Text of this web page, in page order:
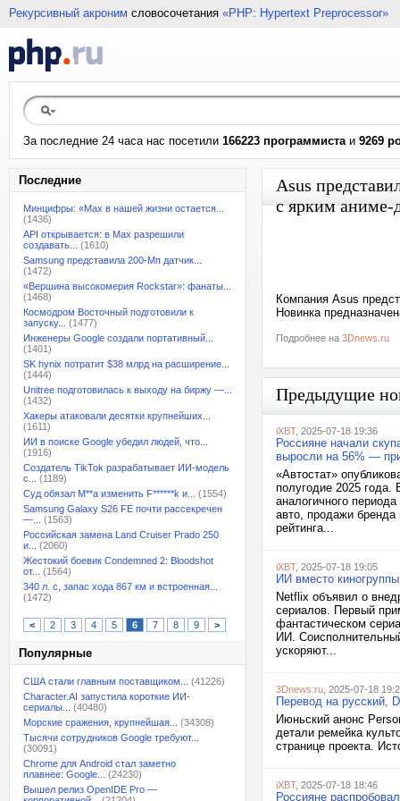
Рекурсивный акроним словосочетания «PHP: Hypertext Preprocessor»
За последние 24 часа нас посетили 166223 программистаи 9269
Последние
Минцифры: «Max в нашей жизни остается...
(1436)
API открывается: в Max разрешили
создавать...
(1610)
Samsung представила 200-Мп датчик...
(1472)
«Вершина высокомерия Rockstar»: фанаты...
(1468)
Космодром Восточный подготовили к
запуску...
(1477)
Инженеры Google создали портативный...
(1401)
SK hynix потратит $38 млрд на расширение...
(1444)
Unitree подготовилась к выходу на биржу —...
(1432)
Хакеры атаковали десятки крупнейших...
(1611)
ИИ в поиске Google убедил людей, что...
(1916)
Создатель TikTok разрабатывает ИИ-модель
с...
(1189)
Суд обязал M**a изменить F******k и...
(1554)
Samsung Galaxy S26 FE почти рассекречен
—...
(1563)
Российская замена Land Cruiser Prado 250
и...
(2060)
Жестокий боевик Condemned 2: Bloodshot
от...
(1564)
340 л. с, запас хода 867 км и встроенная...
(1472)
< 2 3 4 5 6 7 8 9 >
Популярные
США стали главным поставщиком...
(41226)
Character.AI запустила короткие ИИ-
сериалы...
(40480)
Морские сражения, крупнейшая...
(34308)
Тысячи сотрудников Google требуют...
(30091)
Chrome для Android стал заметно
плавнее: Google...
(24230)
Вышел релиз OpenIDE Pro —
Asus
с ярким аниме-
Компания Asus
Новинка
Подробнее на 3Dnews.ru
Предыдущие
iXBT, 2025-07-18 19:36
Россияне начали
выросли на 56% —
«Автостат»
полугодие 2025 года.
аналогичного
авто, продажи
рейтинга...
iXBT, 2025-07-18 19:05
ИИ вместо
Netflix объявил о
сериалов. Первый
фантастическом
ИИ.
ускоряют...
3Dnews.ru , 2025-07-18
Перевод на русский,
Июньский анонс
детали ремейка
странице проекта.
iXBT, 2025-07-18 18:46
Россияне